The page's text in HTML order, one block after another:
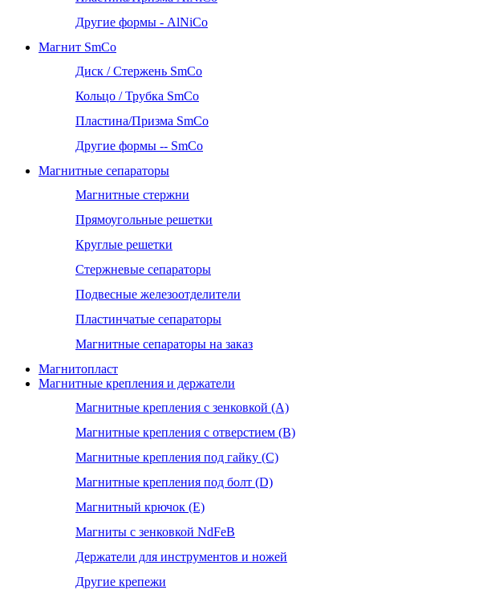
Другие формы - AlNiCo
Магнит SmCo
Диск / Стержень SmCo
Кольцо / Трубка SmCo
Пластина/Призма SmCo
Другие формы -- SmCo
Магнитные сепараторы
Магнитные стержни
Прямоугольные решетки
Круглые решетки
Стержневые сепараторы
Подвесные железоотделители
Пластинчатые сепараторы
Магнитные сепараторы на заказ
Магнитопласт
Магнитные крепления и держатели
Магнитные крепления с зенковкой (А)
Магнитные крепления с отверстием (В)
Магнитные крепления под гайку (С)
Магнитные крепления под болт (D)
Магнитный крючок (Е)
Магниты с зенковкой NdFeB
Держатели для инструментов и ножей
Другие крепежи